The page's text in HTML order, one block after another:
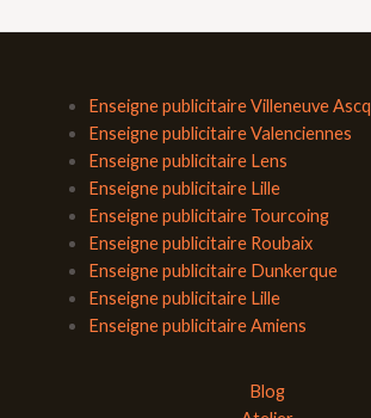
Enseigne publicitaire Villeneuve Ascq
Enseigne publicitaire Valenciennes
Enseigne publicitaire Lens
Enseigne publicitaire Lille
Enseigne publicitaire Tourcoing
Enseigne publicitaire Roubaix
Enseigne publicitaire Dunkerque
Enseigne publicitaire Lille
Enseigne publicitaire Amiens
Blog